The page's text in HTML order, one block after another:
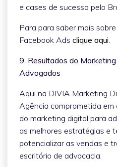
e cases de sucesso pelo
Para para saber mais
Facebook Ads clique aqui
9. Resultados do
Advogados
Aqui na DIVIA Marketing
Agência comprometida
do marketing digital para
as melhores estratégias e
potencializar as vendas e
escritório de advocacia.